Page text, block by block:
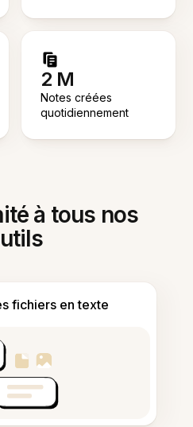
2 M
Notes créées
quotidiennement
à tous nos
fichiers en texte